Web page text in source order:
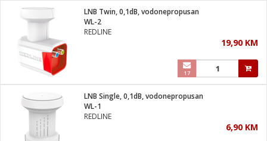
LNB Twin, 0,1dB, vodonepropusan
WL-2
REDLINE
19,90 KM
17
LNB Single, 0,1dB, vodonepropusan
WL-1
REDLINE
6,90 KM